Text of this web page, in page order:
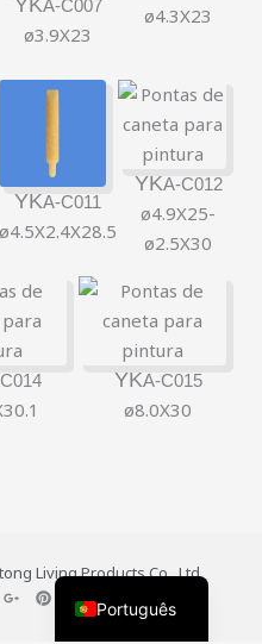
A-C007
ø3.9X23
ø4.3X23
YKA-C011
ø4.5X2.4X28.5
YKA-C012
ø4.9X25-
ø2.5X30
YKA-C015
ø8.0X30
Living Products Co., Ltd
G
o
P
i Português
English
Español
日本語
한국어
Русский
简体中文